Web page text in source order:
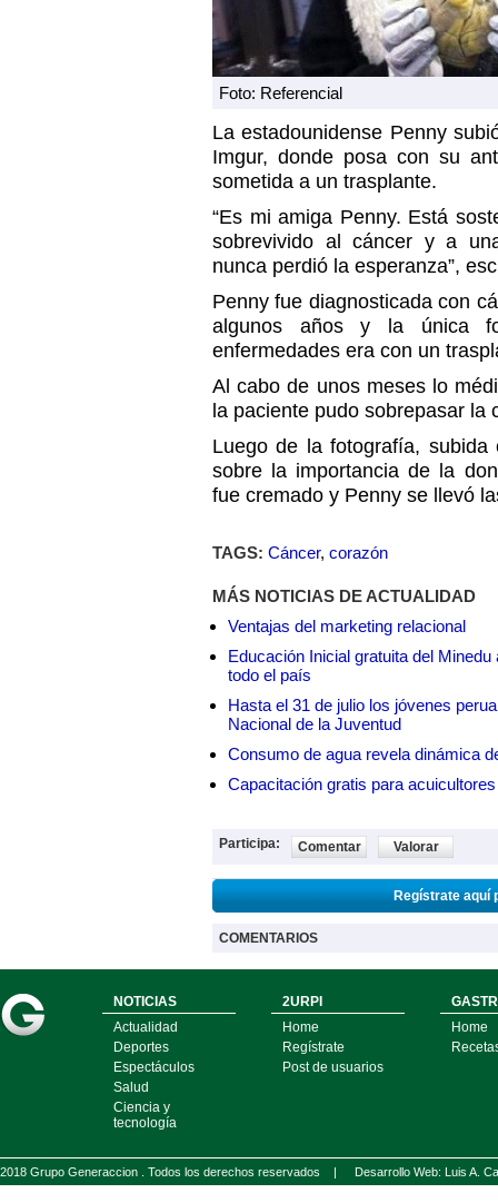
Foto: Referencial
La estadounidense Penny
Imgur, donde posa con su
sometida a un trasplante.
“Es mi amiga Penny. Está
sobrevivido al cáncer y a
nunca perdió la esperanza”,
Penny fue diagnosticada con
algunos años y la única
enfermedades era con un
Al cabo de unos meses lo
la paciente pudo sobrepasar la
Luego de la fotografía,
sobre la importancia de la
fue cremado y Penny se llevó
TAGS: Cáncer, corazón
MÁS NOTICIAS DE ACTUALIDAD
Ventajas del marketing relacional
Educación Inicial gratuita del
todo el país
Hasta el 31 de julio los jóvenes
Nacional de la Juventud
Consumo de agua revela dinámica
Capacitación gratis para
Participa: Comentar Valorar
Regístrate aquí
COMENTARIOS
NOTICIAS
Actualidad
Deportes
Espectáculos
Salud
Ciencia y
tecnología
2URPI
Home
Regístrate
Post de usuarios
Home
2018 Grupo Generaccion . Todos los derechos reservados | Desarrollo Web: Luis